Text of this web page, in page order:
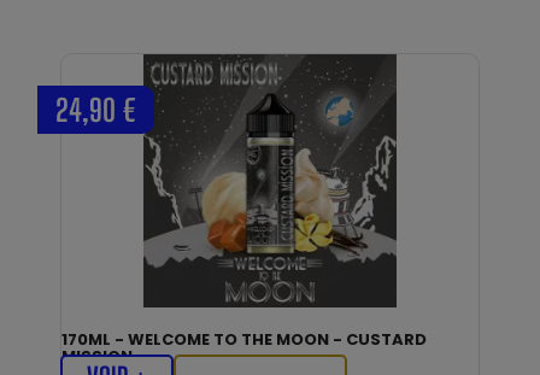
170ML - WELCOME TO THE MOON - CUSTARD
MISSION
24,90 €